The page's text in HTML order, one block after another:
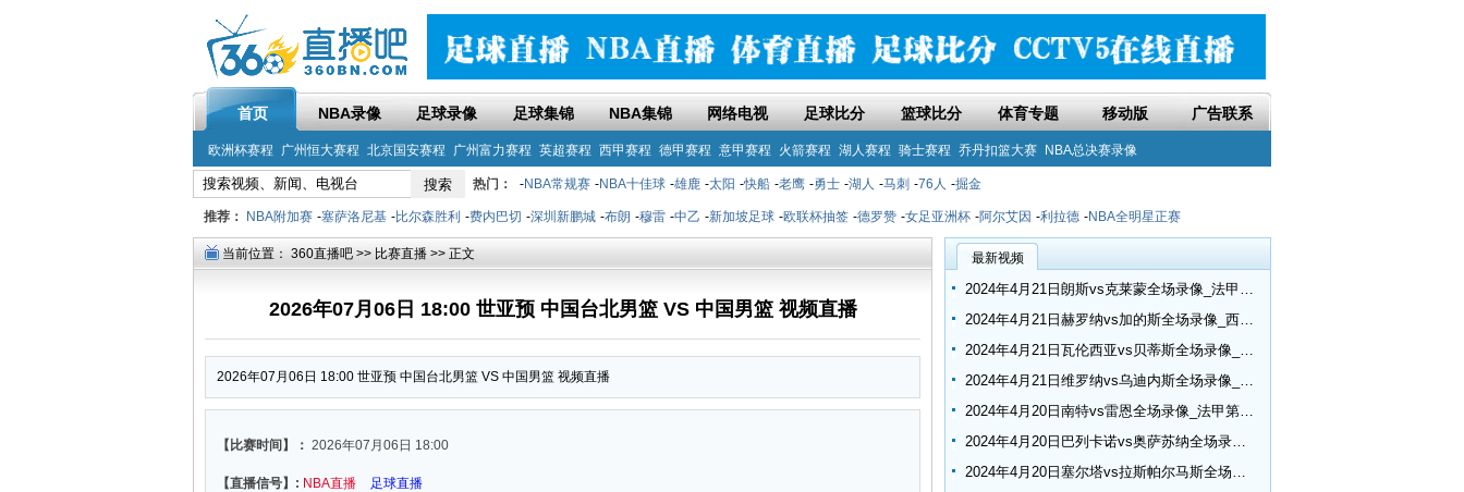
首页 NBA录像 足球录像 足球集锦 NBA集锦 网络电视 足球比分 篮球比分 体育专题 移动版 广告联系
欧洲杯赛程 广州恒大赛程 北京国安赛程 广州富力赛程 英超赛程 西甲赛程 德甲赛程 意甲赛程 火箭赛程 湖人赛程 骑士赛程 乔丹扣篮大赛 NBA总决赛录像
热门： -NBA常规赛 -NBA十佳球 -雄鹿 -太阳 -快船 -老鹰 -勇士 -湖人 -马刺 -76人 -掘金
推荐： NBA附加赛 -塞萨洛尼基 -比尔森胜利 -费内巴切 -深圳新鹏城 -布朗 -穆雷 -中乙 -新加坡足球 -欧联杯抽签 -德罗赞 -女足亚洲杯 -阿尔艾因 -利拉德 -NBA全明星正赛
当前位置： 360直播吧 >> 比赛直播 >> 正文
2026年07月06日 18:00 世亚预 中国台北男篮 VS 中国男篮 视频直播
2026年07月06日 18:00 世亚预 中国台北男篮 VS 中国男篮 视频直播
【比赛时间】： 2026年07月06日 18:00
【直播信号】: NBA直播 足球直播
最新视频
2024年4月21日朗斯vs克莱蒙全场录像_法甲第30轮
2024年4月21日赫罗纳vs加的斯全场录像_西甲第32轮
2024年4月21日瓦伦西亚vs贝蒂斯全场录像_西甲第32轮
2024年4月21日维罗纳vs乌迪内斯全场录像_意甲第33轮
2024年4月20日南特vs雷恩全场录像_法甲第30轮
2024年4月20日巴列卡诺vs奥萨苏纳全场录像_西甲第32轮
2024年4月20日塞尔塔vs拉斯帕尔马斯全场录像_西甲第32轮